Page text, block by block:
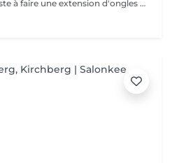
La pose de chablons consiste à faire une extension d'ongles en gel, sans avoir recours aux capsules. Prestation un peu plus longue que les capsules mais tres tres jolie :)